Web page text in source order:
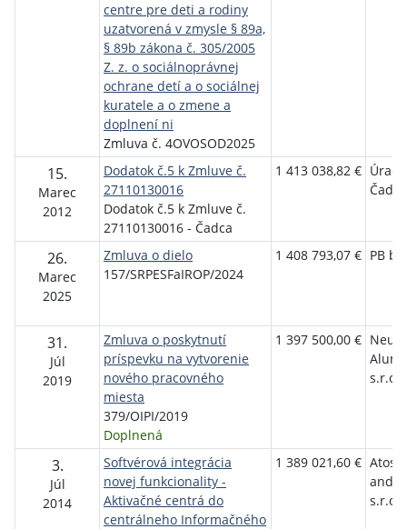
centre pre deti a rodiny
uzatvorená v zmysle § 89a,
§ 89b zákona č. 305/2005
Z. z. o sociálnoprávnej
ochrane detí a o sociálnej
kuratele a o zmene a
doplnení ni
Zmluva č. 4OVOSOD2025
15.
Marec
2012
Dodatok č.5 k Zmluve č.
27110130016
Dodatok č.5 k Zmluve č.
27110130016 - Čadca
1 413 038,82 € Úrad
Čadca
26.
Marec
2025
Zmluva o dielo
157/SRPESFaIROP/2024
1 408 793,07 € PB
31.
Júl
2019
Zmluva o poskytnutí
príspevku na vytvorenie
nového pracovného
miesta
379/OIPI/2019
Doplnená
1 397 500,00 €
s.r.o.
3.
Júl
2014
Softvérová integrácia
novej funkcionality -
Aktivačné centrá do
centrálneho Informačného
1 389 021,60 € Atos
and
s.r.o.